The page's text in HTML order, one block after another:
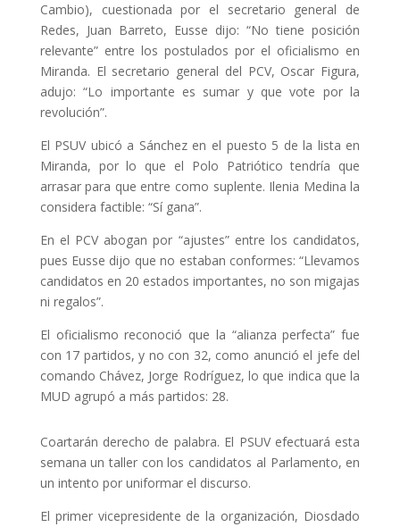
Cambio), cuestionada por el secretario general de
Redes, Juan Barreto, Eusse dijo: “No tiene posición
relevante” entre los postulados por el oficialismo en
Miranda. El secretario general del PCV, Oscar Figura,
adujo: “Lo importante es sumar y que vote por la
revolución”.
El PSUV ubicó a Sánchez en el puesto 5 de la lista en
Miranda, por lo que el Polo Patriótico tendría que
arrasar para que entre como suplente. Ilenia Medina la
considera factible: “Sí gana”.
En el PCV abogan por “ajustes” entre los candidatos,
pues Eusse dijo que no estaban conformes: “Llevamos
candidatos en 20 estados importantes, no son migajas
ni regalos”.
El oficialismo reconoció que la “alianza perfecta” fue
con 17 partidos, y no con 32, como anunció el jefe del
comando Chávez, Jorge Rodríguez, lo que indica que la
MUD agrupó a más partidos: 28.
Coartarán derecho de palabra. El PSUV efectuará esta
semana un taller con los candidatos al Parlamento, en
un intento por uniformar el discurso.
El primer vicepresidente de la organización, Diosdado